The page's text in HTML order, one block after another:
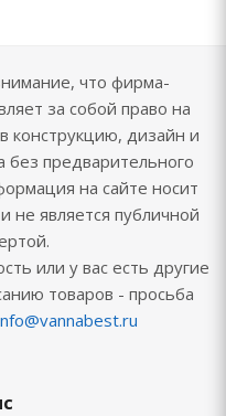
что фирма-
за собой право на
конструкцию, дизайн и
без предварительного
на сайте носит
не является публичной
или у вас есть другие
товаров - просьба